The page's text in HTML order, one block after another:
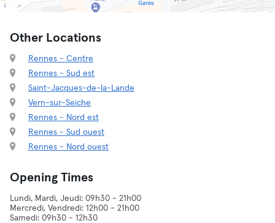
Other Locations
Rennes - Centre
Rennes - Sud est
Saint-Jacques-de-la-Lande
Vern-sur-Seiche
Rennes - Nord est
Rennes - Sud ouest
Rennes - Nord ouest
Opening Times
Lundi, Mardi, Jeudi: 09h30 - 21h00
Mercredi, Vendredi: 12h00 - 21h00
Samedi: 09h30 - 12h30